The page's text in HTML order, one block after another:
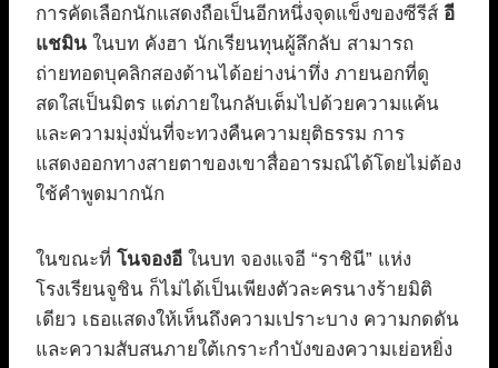
การคัดเลือกนักแสดงถือเป็นอีกหนึ่งจุดแข็งของซีรีส์ อี
แชมิน ในบท คังฮา นักเรียนทุนผู้ลึกลับ สามารถ
ถ่ายทอดบุคลิกสองด้านได้อย่างน่าทึ่ง ภายนอกที่ดู
สดใสเป็นมิตร แต่ภายในกลับเต็มไปด้วยความแค้น
และความมุ่งมั่นที่จะทวงคืนความยุติธรรม การ
แสดงออกทางสายตาของเขาสื่ออารมณ์ได้โดยไม่ต้อง
ใช้คำพูดมากนัก
ในขณะที่ โนจองอี ในบท จองแจอี “ราชินี” แห่ง
โรงเรียนจูชิน ก็ไม่ได้เป็นเพียงตัวละครนางร้ายมิติ
เดียว เธอแสดงให้เห็นถึงความเปราะบาง ความกดดัน
และความสับสนภายใต้เกราะกำบังของความเย่อหยิ่ง